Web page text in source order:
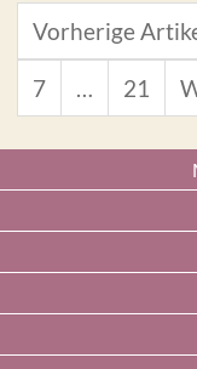
Vorherige
7 … 21